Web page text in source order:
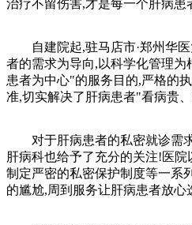
治疗不留伤害,才是每一个肝病患
自建院起,驻马店市·郑州华医
者的需求为导向,以科学化管理
患者为中心"的服务目的,严格的
准,切实解决了肝病患者"看病贵
对于肝病患者的私密就诊需求
肝病科也给予了充分的关注!医
制定严密的私密保护制度等一系
的尴尬,周到服务让肝病患者放心